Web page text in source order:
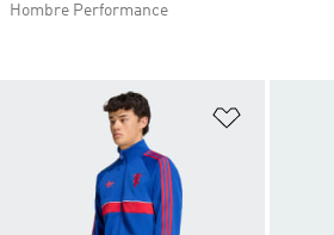
Añadir a
Hombre Performance